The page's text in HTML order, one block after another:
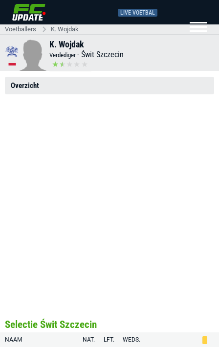
LIVE VOETBAL
Voetballers K. Wojdak
K. Wojdak
Verdediger - Świt Szczecin
Overzicht
Selectie Świt Szczecin
NAAM NAT. LFT. WEDS.